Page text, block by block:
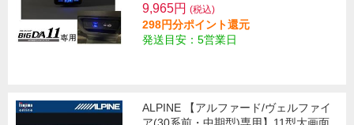
9,965円 (税込)
298円分ポイント還元
発送目安：5営業日
ALPINE 【アルファード/ヴェルファイ